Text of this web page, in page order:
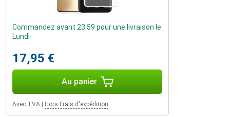
Commandez avant 23:59 pour une livraison le
Lundi
17,95 €
Au panier
Avec TVA Hors Frais d'expédition